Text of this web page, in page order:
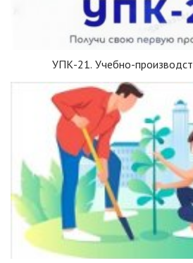
УПК-21. Учебно-